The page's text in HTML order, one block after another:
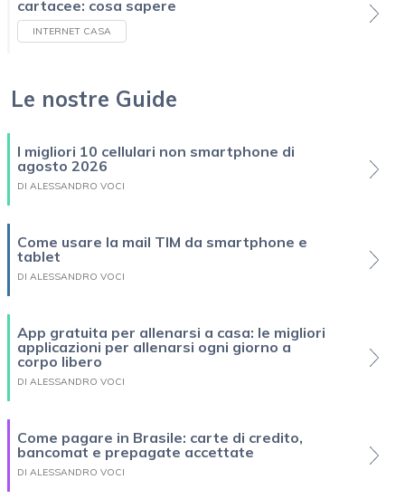
cartacee: cosa sapere
INTERNET CASA
Le nostre Guide
I migliori 10 cellulari non smartphone di
agosto 2026
DI ALESSANDRO VOCI
Come usare la mail TIM da smartphone e
tablet
DI ALESSANDRO VOCI
App gratuita per allenarsi a casa: le migliori
applicazioni per allenarsi ogni giorno a
corpo libero
DI ALESSANDRO VOCI
Come pagare in Brasile: carte di credito,
bancomat e prepagate accettate
DI ALESSANDRO VOCI